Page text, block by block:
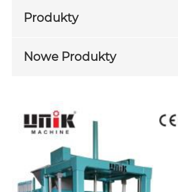
Produkty
Nowe Produkty